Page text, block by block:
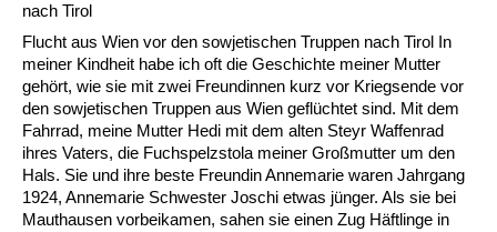
nach Tirol
Flucht aus Wien vor den sowjetischen Truppen nach Tirol In
meiner Kindheit habe ich oft die Geschichte meiner Mutter
gehört, wie sie mit zwei Freundinnen kurz vor Kriegsende vor
den sowjetischen Truppen aus Wien geflüchtet sind. Mit dem
Fahrrad, meine Mutter Hedi mit dem alten Steyr Waffenrad
ihres Vaters, die Fuchspelzstola meiner Großmutter um den
Hals. Sie und ihre beste Freundin Annemarie waren Jahrgang
1924, Annemarie Schwester Joschi etwas jünger. Als sie bei
Mauthausen vorbeikamen, sahen sie einen Zug Häftlinge in